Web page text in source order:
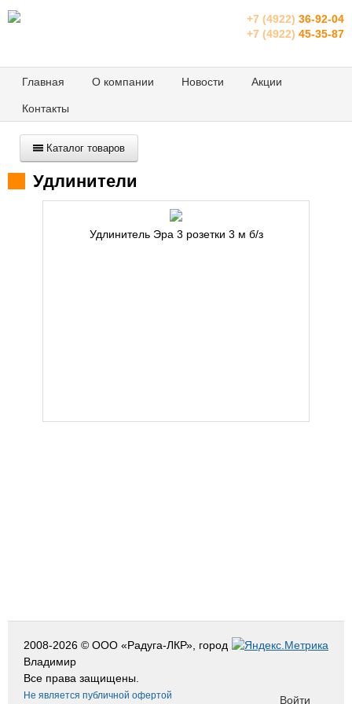
+7 (4922) 36-92-04
+7 (4922) 45-35-87
Главная О компании Новости Акции
Контакты
Каталог товаров
Удлинители
Удлинитель Эра 3 розетки 3 м б/з
2008-2026 © ООО «Радуга-ЛКР», город
Владимир
Все права защищены.
Не является публичной офертой Войти